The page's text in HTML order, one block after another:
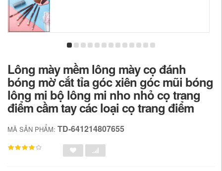
Lông mày mềm lông mày cọ đánh
bóng mờ cắt tỉa góc xiên góc mũi bóng
lông mi bộ lông mi nho nhỏ cọ trang
điểm cầm tay các loại cọ trang điểm
MÃ SẢN PHẨM: TD-641214807655